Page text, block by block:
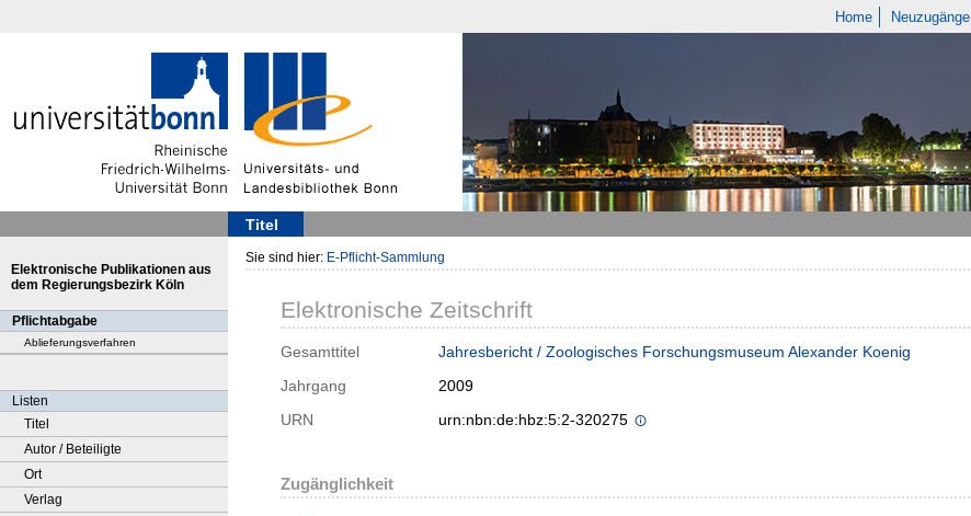
Home Neuzugänge
Titel
Elektronische Publikationen aus
dem Regierungsbezirk Köln
Pflichtabgabe
Ablieferungsverfahren
Listen
Titel
Autor / Beteiligte
Ort
Verlag
Sie sind hier: E-Pflicht-Sammlung
Elektronische Zeitschrift
Gesamttitel
Jahresbericht / Zoologisches Forschungsmuseum Alexander Koenig
Jahrgang
2009
URN
urn:nbn:de:hbz:5:2-320275
Zugänglichkeit